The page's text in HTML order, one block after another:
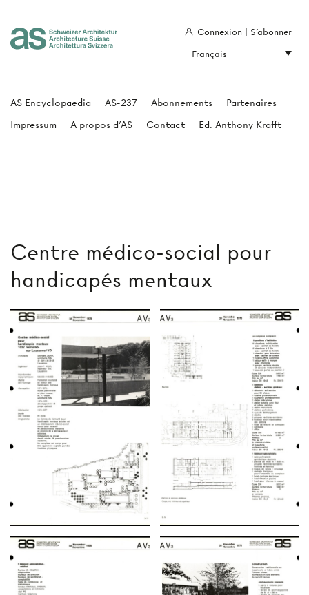
Centre médico-social pour
handicapés mentaux
AS Encyclopaedia AS-237 Abonnements
Partenaires
Impressum
A propos d'AS Contact Ed. Anthony Krafft
Connexion
S'abonner
Français